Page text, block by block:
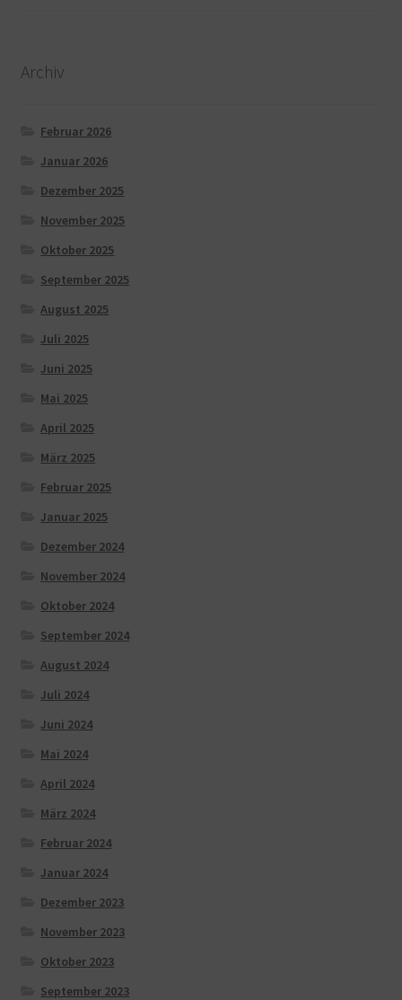
Archiv
Februar 2026
Januar 2026
Dezember 2025
November 2025
Oktober 2025
September 2025
August 2025
Juli 2025
Juni 2025
Mai 2025
April 2025
März 2025
Februar 2025
Januar 2025
Dezember 2024
November 2024
Oktober 2024
September 2024
August 2024
Juli 2024
Juni 2024
Mai 2024
April 2024
März 2024
Februar 2024
Januar 2024
Dezember 2023
November 2023
Oktober 2023
September 2023